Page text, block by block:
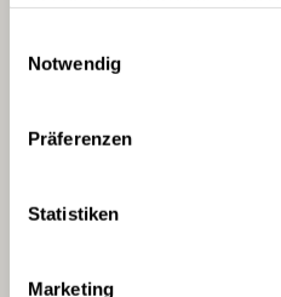
Notwendig
Präferenzen
Statistiken
Marketing